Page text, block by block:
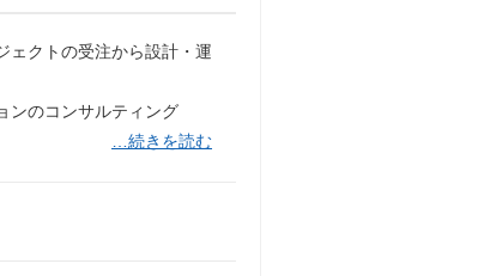
ェクトの受注から設計・運
ンのコンサルティング
…続きを読む